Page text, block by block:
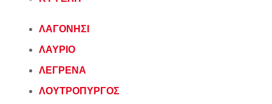
ΛΑΓΟΝΗΣΙ
ΛΑΥΡΙΟ
ΛΕΓΡΕΝΑ
ΛΟΥΤΡΟΠΥΡΓΟΣ